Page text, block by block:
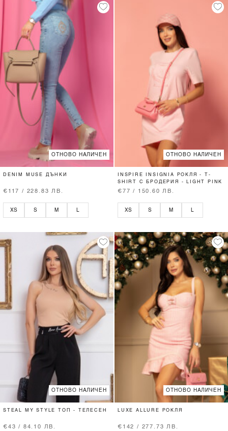
ОТНОВО НАЛИЧЕН
DENIM MUSE ДЪНКИ
€117 / 228.83 ЛВ.
XS S M L
ОТНОВО НАЛИЧЕН
INSPIRE INSIGNIA РОКЛЯ - T-
SHIRT С БРОДЕРИЯ - LIGHT PINK
€77 / 150.60 ЛВ.
XS S M L
ОТНОВО НАЛИЧЕН
STEAL MY STYLE ТОП - ТЕЛЕСЕН
€43 / 84.10 ЛВ.
ОТНОВО НАЛИЧЕН
LUXE ALLURE РОКЛЯ
€142 / 277.73 ЛВ.